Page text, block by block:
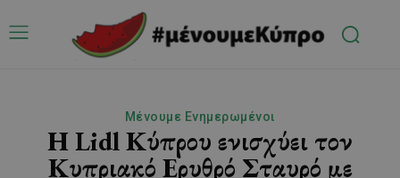
Μένουμε Ενημερωμένοι
Η Lidl Κύπρου ενισχύει τον
Κυπριακό Ερυθρό Σταυρό με